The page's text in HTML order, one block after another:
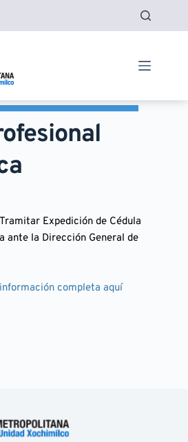
Expedición de Cédula
ante la Dirección General de
completa aquí